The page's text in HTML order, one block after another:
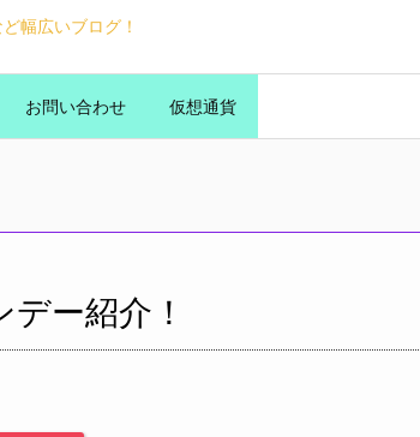
幅広いブログ！
お問い合わせ 仮想通貨
ー紹介！